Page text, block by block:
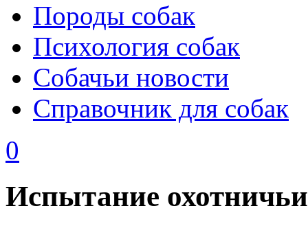
Породы собак
Психология собак
Собачьи новости
Справочник для собак
0
Испытание